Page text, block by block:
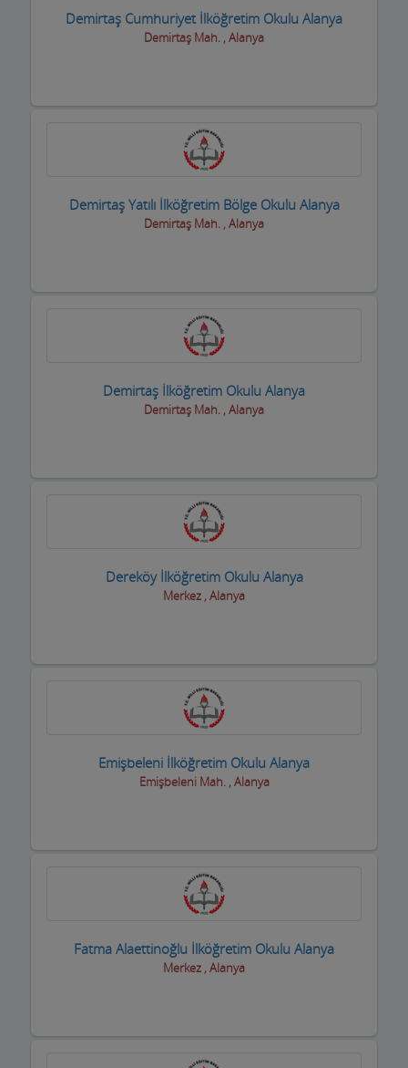
Demirtaş Cumhuriyet İlköğretim Okulu Alanya
Demirtaş Mah. , Alanya
Demirtaş Yatılı İlköğretim Bölge Okulu Alanya
Demirtaş Mah. , Alanya
Demirtaş İlköğretim Okulu Alanya
Demirtaş Mah. , Alanya
Dereköy İlköğretim Okulu Alanya
Merkez , Alanya
Emişbeleni İlköğretim Okulu Alanya
Emişbeleni Mah. , Alanya
Fatma Alaettinoğlu İlköğretim Okulu Alanya
Merkez , Alanya